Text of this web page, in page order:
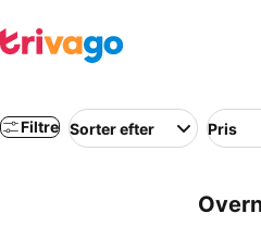
Filtre Sorter efter Pris